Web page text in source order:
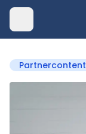
Partnercontent